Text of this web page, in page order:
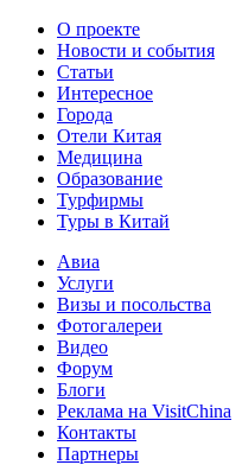
О проекте
Новости и события
Статьи
Интересное
Города
Отели Китая
Медицина
Образование
Турфирмы
Туры в Китай
Авиа
Услуги
Визы и посольства
Фотогалереи
Видео
Форум
Блоги
Реклама на VisitChina
Контакты
Партнеры